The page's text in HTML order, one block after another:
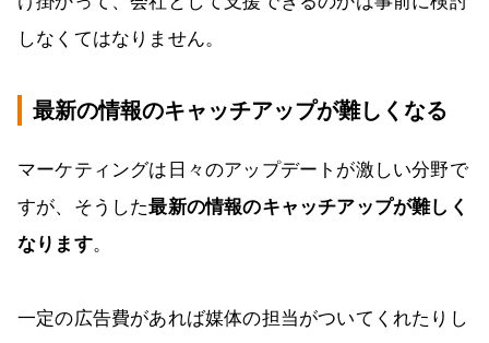
しなくてはなりません。
最新の情報のキャッチアップが難しくなる
マーケティングは日々のアップデートが激しい分野で
すが、そうした最新の情報のキャッチアップが難しく
なります。
一定の広告費があれば媒体の担当がついてくれたりし